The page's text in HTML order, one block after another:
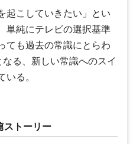
起こしていきたい」とい
単純にテレビの選択基準
ても過去の常識にとらわ
る、新しい常識へのスイ
る。
ストーリー